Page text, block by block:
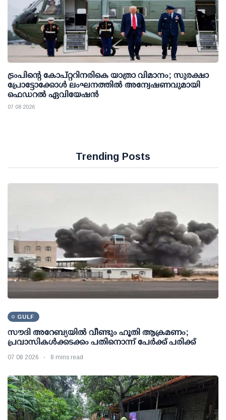
ട്രംപിന്റെ കോപ്റ്ററിനരികെ യാത്രാ വിമാനം; സുരക്ഷാ
പ്രോട്ടോക്കോള്‍ ലംഘനത്തില്‍ അന്വേഷണവുമായി
ഫെഡറല്‍ ഏവിയേഷന്‍
07 08 2026
Trending Posts
GULF
സൗദി അറേബ്യയില്‍ വീണ്ടും ഹൂതി ആക്രമണം;
പ്രവാസികള്‍ക്കടക്കം പതിനൊന്ന് പേര്‍ക്ക് പരിക്ക്
07 08 2026 8 mins read